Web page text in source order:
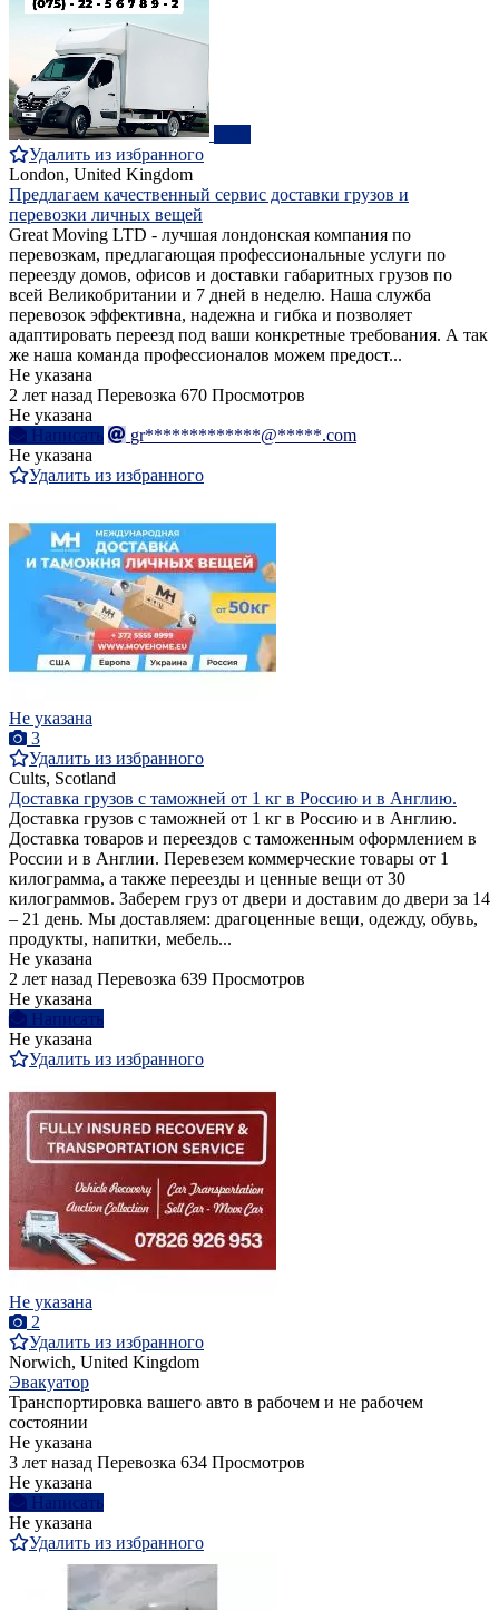
Удалить из избранного
London, United Kingdom
Предлагаем качественный сервис доставки грузов и
перевозки личных вещей
Great Moving LTD - лучшая лондонская компания по
перевозкам, предлагающая профессиональные услуги по
переезду домов, офисов и доставки габаритных грузов по
всей Великобритании и 7 дней в неделю. Наша служба
перевозок эффективна, надежна и гибка и позволяет
адаптировать переезд под ваши конкретные требования. А так
же наша команда профессионалов можем предост...
Не указана
2 лет назад Перевозка 670 Просмотров
Не указана
Написать
gr*************@*****.com
Не указана
Удалить из избранного
Не указана
3
Удалить из избранного
Cults, Scotland
Доставка грузов с таможней от 1 кг в Россию и в Англию.
Доставка грузов с таможней от 1 кг в Россию и в Англию.
Доставка товаров и переездов с таможенным оформлением в
России и в Англии. Перевезем коммерческие товары от 1
килограмма, а также переезды и ценные вещи от 30
килограммов. Заберем груз от двери и доставим до двери за 14
– 21 день. Мы доставляем: драгоценные вещи, одежду, обувь,
продукты, напитки, мебель...
Не указана
2 лет назад Перевозка 639 Просмотров
Не указана
Написать
Не указана
Удалить из избранного
Не указана
2
Удалить из избранного
Norwich, United Kingdom
Эвакуатор
Транспортировка вашего авто в рабочем и не рабочем
состоянии
Не указана
3 лет назад Перевозка 634 Просмотров
Не указана
Написать
Не указана
Удалить из избранного